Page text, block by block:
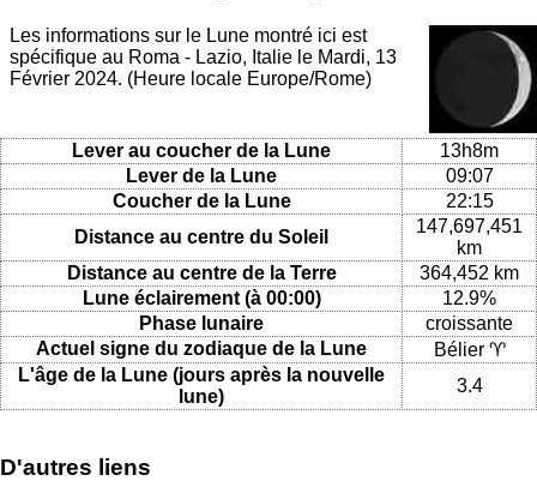
Les informations sur le Lune montré ici est
spécifique au Roma - Lazio, Italie le Mardi, 13
Février 2024. (Heure locale Europe/Rome)
Lever au coucher de la Lune
13h8m
Lever de la Lune
09:07
Coucher de la Lune
22:15
Distance au centre du Soleil
147,697,451
km
Distance au centre de la Terre
364,452 km
Lune éclairement (à 00:00)
12.9%
Phase lunaire
croissante
Actuel signe du zodiaque de la Lune
Bélier ♈
L'âge de la Lune (jours après la nouvelle
lune)
3.4
D'autres liens